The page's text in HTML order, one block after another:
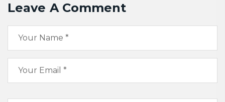
Leave A Comment